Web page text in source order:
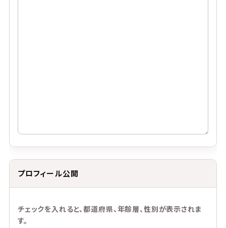
プロフィール公開
チェックを入れると、都道府県、年齢層、性別が表示されま
す。